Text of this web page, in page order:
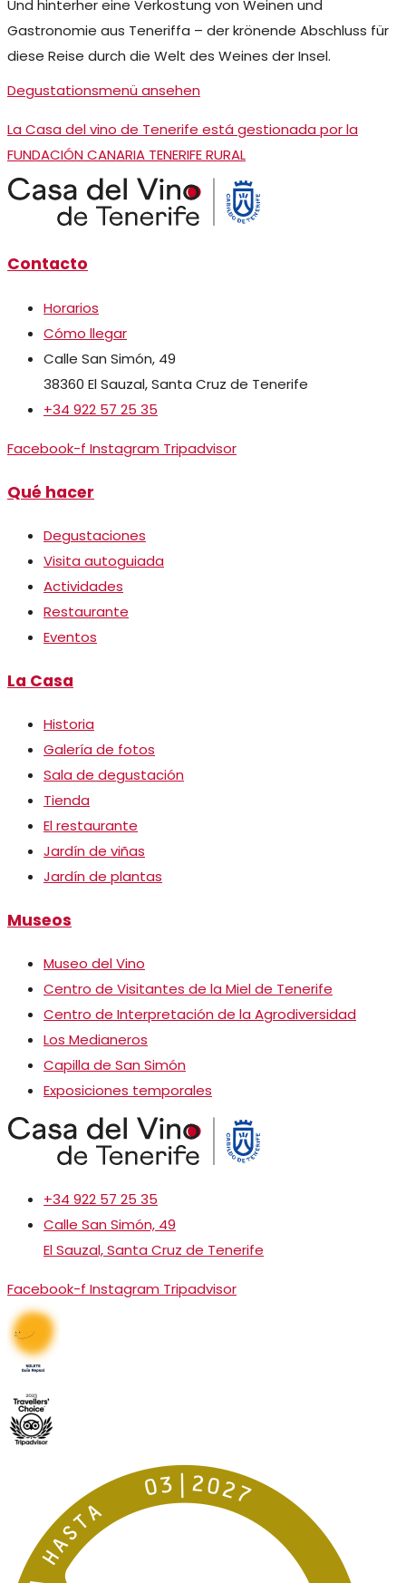
Und hinterher eine Verkostung von Weinen und
Gastronomie aus Teneriffa – der krönende Abschluss für
diese Reise durch die Welt des Weines der Insel.
Degustationsmenü ansehen
La Casa del vino de Tenerife está gestionada por la
FUNDACIÓN CANARIA TENERIFE RURAL
Contacto
Horarios
Cómo llegar
Calle San Simón, 49
38360 El Sauzal, Santa Cruz de Tenerife
+34 922 57 25 35
Facebook-f Instagram Tripadvisor
Qué hacer
Degustaciones
Visita autoguiada
Actividades
Restaurante
Eventos
La Casa
Historia
Galería de fotos
Sala de degustación
Tienda
El restaurante
Jardín de viñas
Jardín de plantas
Museos
Museo del Vino
Centro de Visitantes de la Miel de Tenerife
Centro de Interpretación de la Agrodiversidad
Los Medianeros
Capilla de San Simón
Exposiciones temporales
+34 922 57 25 35
Calle San Simón, 49
El Sauzal, Santa Cruz de Tenerife
Facebook-f Instagram Tripadvisor